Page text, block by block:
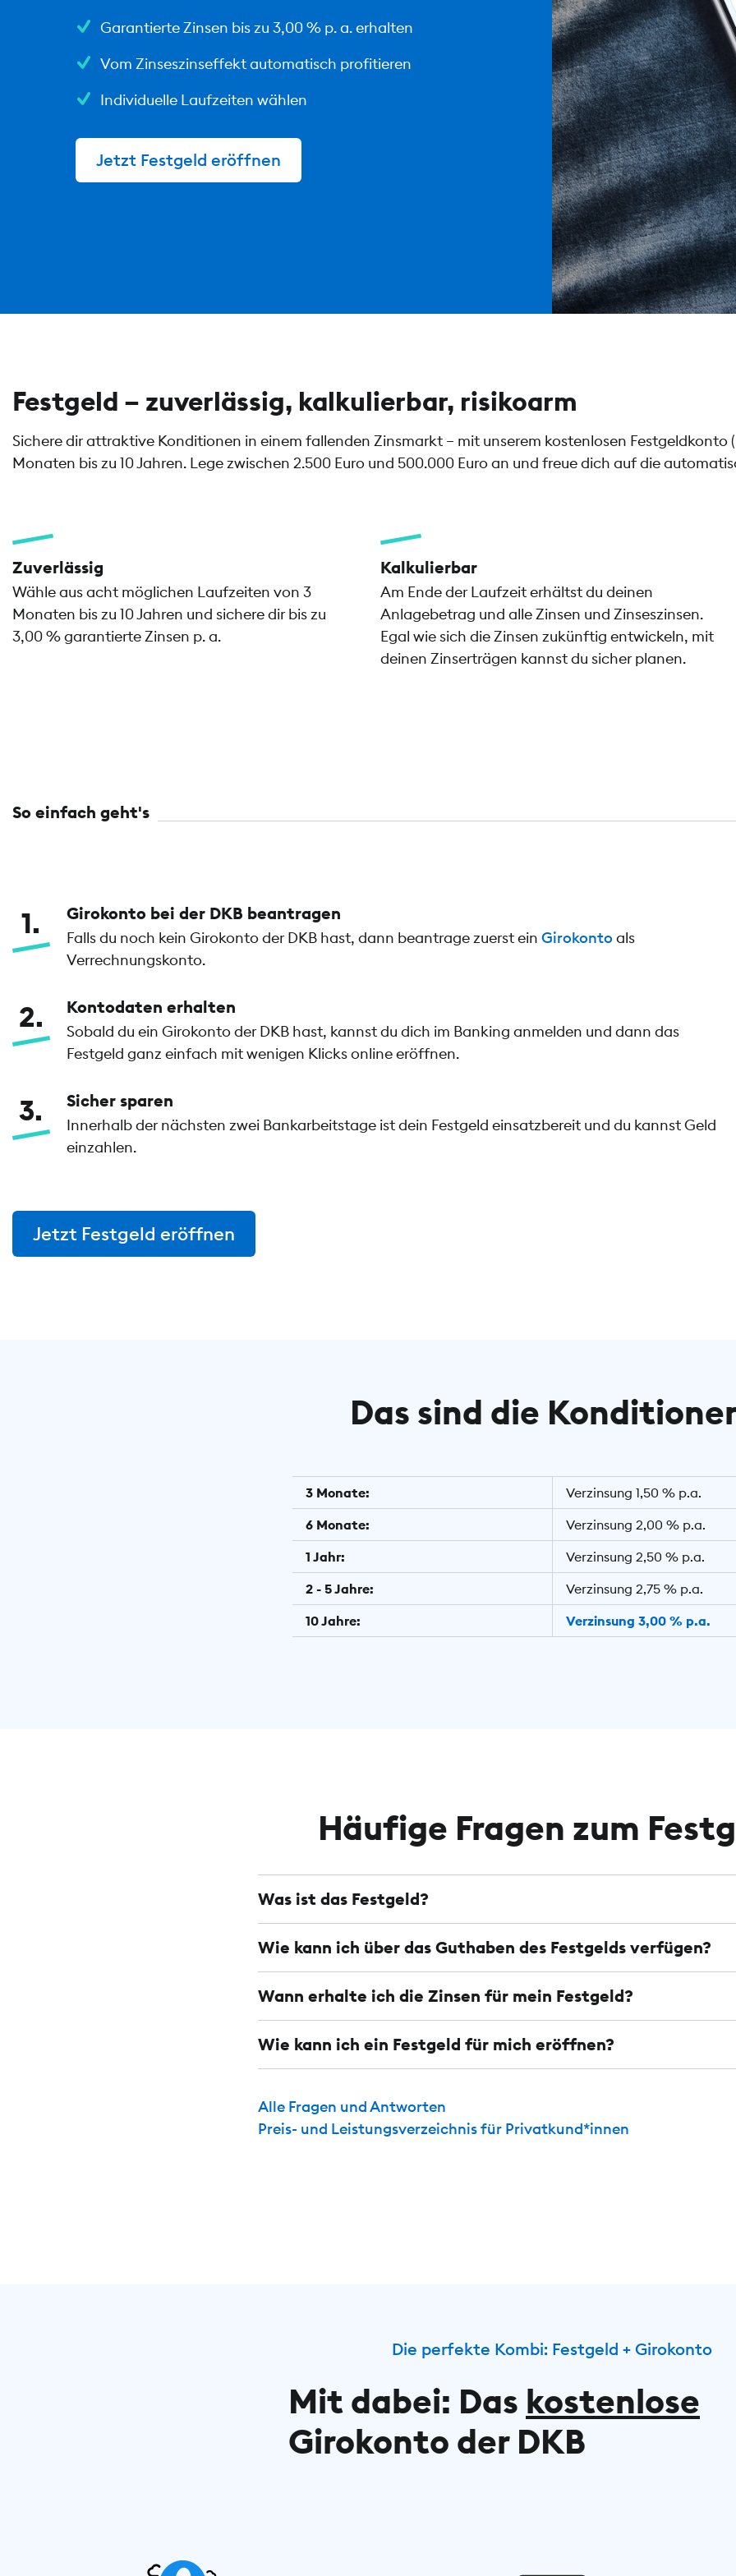
Garantierte Zinsen bis zu 3,00 % p. a. erhalten
Vom Zinseszinseffekt automatisch profitieren
Individuelle Laufzeiten wählen
Jetzt Festgeld eröffnen
Festgeld – zuverlässig, kalkulierbar, risikoarm
Sichere dir attraktive Konditionen in einem fallenden Zinsmarkt – mit unserem kostenlosen Festgeldkonto
Monaten bis zu 10 Jahren. Lege zwischen 2.500 Euro und 500.000 Euro an und freue dich auf die
Zuverlässig
Wähle aus acht möglichen Laufzeiten von 3
Monaten bis zu 10 Jahren und sichere dir bis zu
3,00 % garantierte Zinsen p. a.
Kalkulierbar
Am Ende der Laufzeit erhältst du deinen
Anlagebetrag und alle Zinsen und Zinseszinsen.
Egal wie sich die Zinsen zukünftig entwickeln, mit
deinen Zinserträgen kannst du sicher planen.
So einfach geht's
1 Girokonto bei der DKB beantragen
Falls du noch kein Girokonto der DKB hast, dann beantrage zuerst ein Girokonto als
Verrechnungskonto.
2 Kontodaten erhalten
Sobald du ein Girokonto der DKB hast, kannst du dich im Banking anmelden und dann das
Festgeld ganz einfach mit wenigen Klicks online eröffnen.
3 Sicher sparen
Innerhalb der nächsten zwei Bankarbeitstage ist dein Festgeld einsatzbereit und du kannst Geld
einzahlen.
Jetzt Festgeld eröffnen
Das sind die
3 Monate:
Verzinsung 1,50 % p.a.
6 Monate:
Verzinsung 2,00 % p.a.
1 Jahr:
Verzinsung 2,50 % p.a.
2 - 5 Jahre:
Verzinsung 2,75 % p.a.
10 Jahre:
Verzinsung 3,00 % p.a.
Häufige Fragen zum
Was ist das Festgeld?
Wie kann ich über das Guthaben des Festgelds verfügen?
Wann erhalte ich die Zinsen für mein Festgeld?
Wie kann ich ein Festgeld für mich eröffnen?
Alle Fragen und Antworten
Preis- und Leistungsverzeichnis für Privatkund*innen
Die perfekte Kombi: Festgeld + Girokonto
Mit dabei: Das kostenlose
Girokonto der DKB